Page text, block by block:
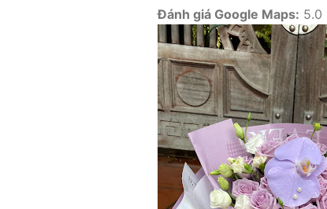
Đánh giá Google Maps: 5.0